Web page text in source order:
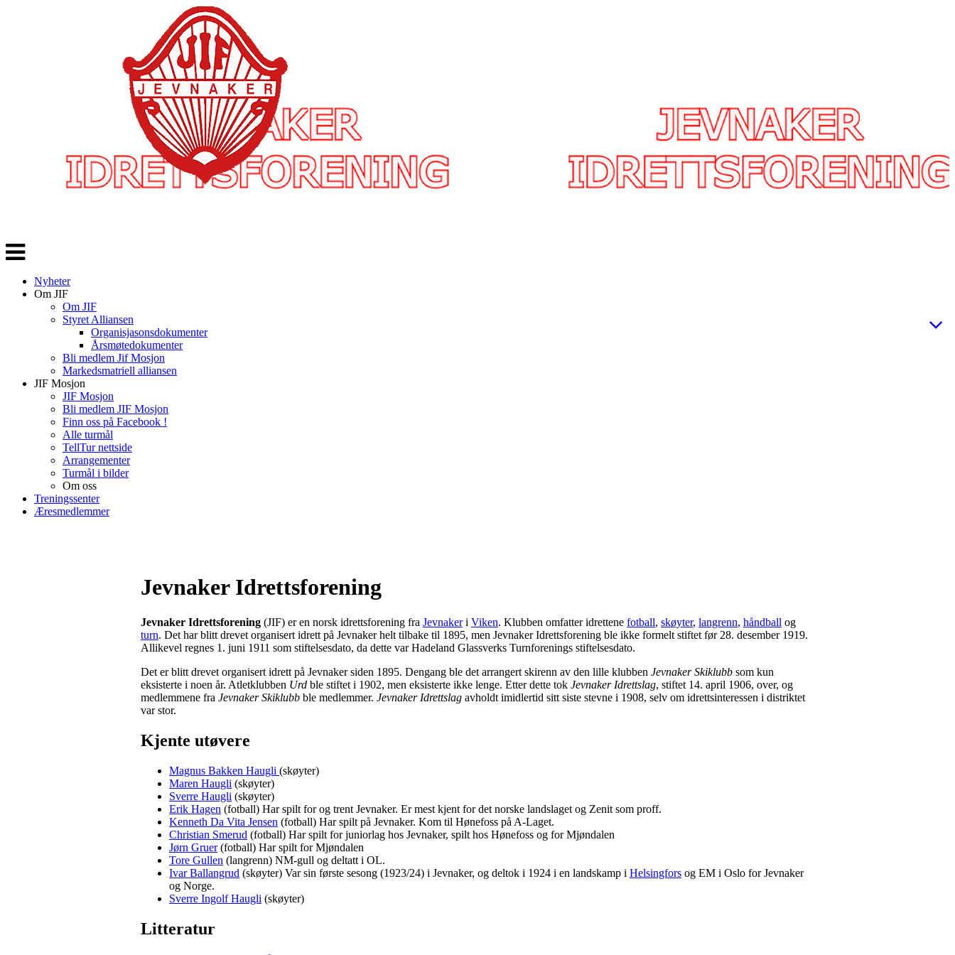
Veksle
navigasjon
Nyheter
Om JIF
Om JIF
Styret Alliansen
Organisjasonsdokumenter
Årsmøtedokumenter
Bli medlem Jif Mosjon
Markedsmatriell alliansen
JIF Mosjon
JIF Mosjon
Bli medlem JIF Mosjon
Finn oss på Facebook !
Alle turmål
TellTur nettside
Arrangementer
Turmål i bilder
Om oss
Treningssenter
Æresmedlemmer
Jevnaker Idrettsforening
Jevnaker Idrettsforening (JIF) er en norsk idrettsforening fra Jevnakeri Viken. Klubben omfatter idrettene fotball, skøyter, langrenn, håndball og
turn. Det har blitt drevet organisert idrett på Jevnaker helt tilbake til 1895, men Jevnaker Idrettsforening ble ikke formelt stiftet før 28. desember 1919.
Allikevel regnes 1. juni 1911 som stiftelsesdato, da dette var Hadeland Glassverks Turnforenings stiftelsesdato.
Det er blitt drevet organisert idrett på Jevnaker siden 1895. Dengang ble det arrangert skirenn av den lille klubben Jevnaker Skiklubb som kun
eksisterte i noen år. Atletklubben Urd ble stiftet i 1902, men eksisterte ikke lenge. Etter dette tok Jevnaker Idrettslag, stiftet 14. april 1906, over, og
medlemmene fra Jevnaker Skiklubb ble medlemmer. Jevnaker Idrettslag avholdt imidlertid sitt siste stevne i 1908, selv om idrettsinteressen i distriktet
var stor.
Kjente utøvere
Magnus Bakken Haugli (skøyter)
Maren Haugli (skøyter)
Sverre Haugli (skøyter)
Erik Hagen (fotball) Har spilt for og trent Jevnaker. Er mest kjent for det norske landslaget og Zenit som proff.
Kenneth Da Vita Jensen (fotball) Har spilt på Jevnaker. Kom til Hønefoss på A-Laget.
Christian Smerud (fotball) Har spilt for juniorlag hos Jevnaker, spilt hos Hønefoss og for Mjøndalen
Jørn Gruer(fotball) Har spilt for Mjøndalen
Tore Gullen (langrenn) NM-gull og deltatt i OL.
Ivar Ballangrud (skøyter) Var sin første sesong (1923/24) i Jevnaker, og deltok i 1924 i en landskamp i Helsingfors og EM i Oslo for Jevnaker
og Norge.
Sverre Ingolf Haugli (skøyter)
Litteratur